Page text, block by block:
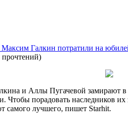
Галкин потратили на
прочтений)
и Аллы Пугачевой замирают
порадовать наследников
самого лучшего, пишет Starhit.